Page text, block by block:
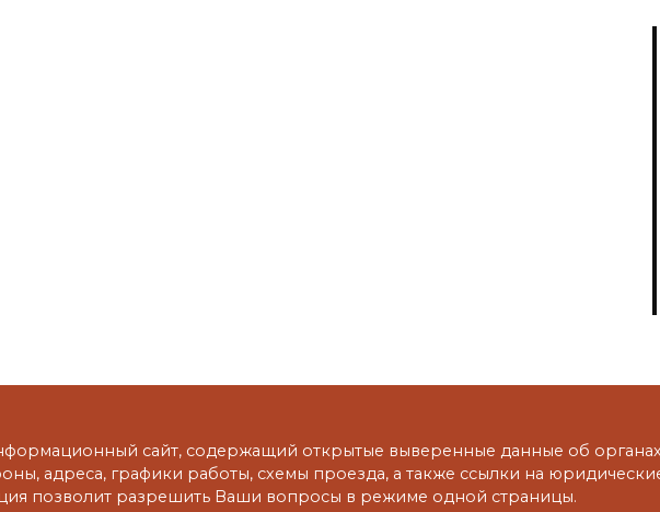
сайт, содержащий открытые выверенные данные об
адреса, графики работы, схемы проезда, а также ссылки на
позволит разрешить Ваши вопросы в режиме одной страницы.